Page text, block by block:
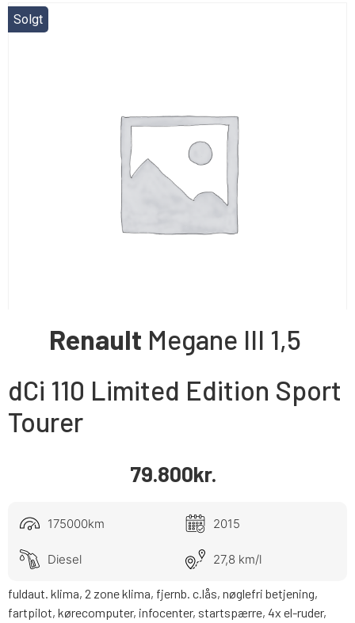
Solgt
Renault Megane III 1,5
dCi 110 Limited Edition Sport
Tourer
79.800kr.
175000km 2015
Diesel 27,8 km/l
fuldaut. klima, 2 zone klima, fjernb. c.lås, nøglefri betjening,
fartpilot, kørecomputer, infocenter, startspærre, 4x el-ruder,